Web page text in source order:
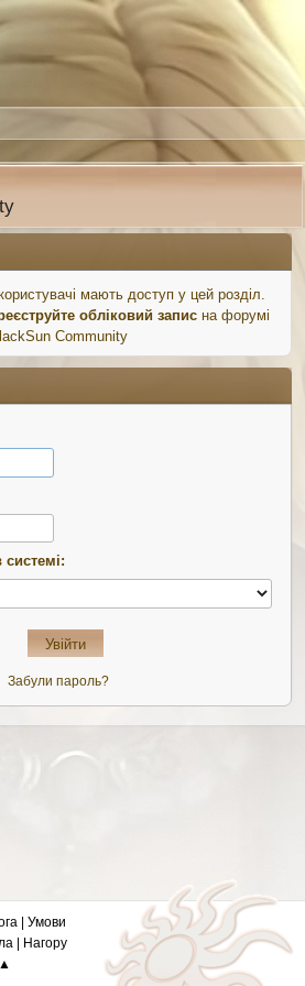
мають доступ у цей розділ.
обліковий записна форумі
Community
Забули пароль?
|Умови
|
Нагору
▲